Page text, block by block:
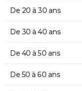
De 20 à 30 ans
De 30 à 40 ans
De 40 à 50 ans
De 50 à 60 ans